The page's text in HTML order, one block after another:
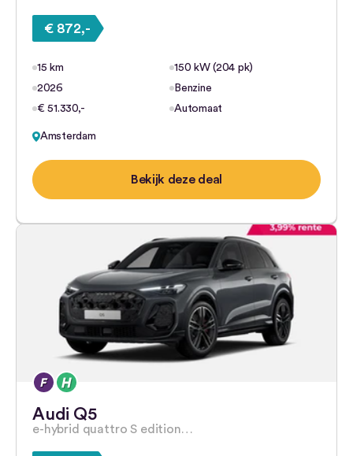
€ 872,-
15 km
150 kW (204 pk)
2026
Benzine
€ 51.330,-
Automaat
Amsterdam
Bekijk deze deal
Audi Q5
e-hybrid quattro S edition…